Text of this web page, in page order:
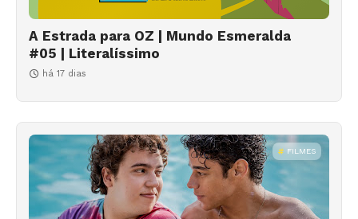
A Estrada para OZ | Mundo Esmeralda
#05 | Literalíssimo
há 17 dias
FILMES